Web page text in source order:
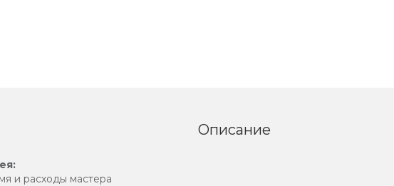
Описание
и расходы мастера